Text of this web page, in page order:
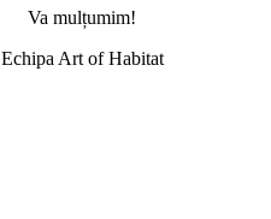
Va mulțumim!
Echipa Art of Habitat